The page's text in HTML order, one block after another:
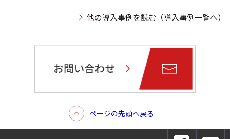
他の導入事例を読む（導入事例一覧へ）
ページの先頭へ戻る